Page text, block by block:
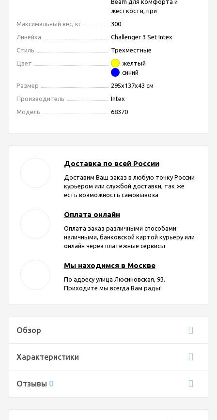
жесткости, при
Максимальный вес, кг
300
Линейка
Challenger 3 Set Intex
Стиль
Трехместные
Цвет
желтый
синий
Размер
295x137x43 см
Производитель
Intex
Модель
68370
Доставка по всей России
Доставим Ваш заказ в любую точку России
курьером или службой доставки, так же
есть возможность самовывоза
Оплата онлайн
Оплата заказ различными способами:
наличными, банковской картой курьеру или
онлайн через платежные сервисы
Мы находимся в Москве
По адресу улица Люсиновская, 93.
Приходите мы всегда Вам рады!
Обзор
Характеристики
Отзывы 0